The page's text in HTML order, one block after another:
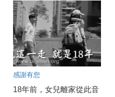
感謝有您
18年前，女兒離家從此音